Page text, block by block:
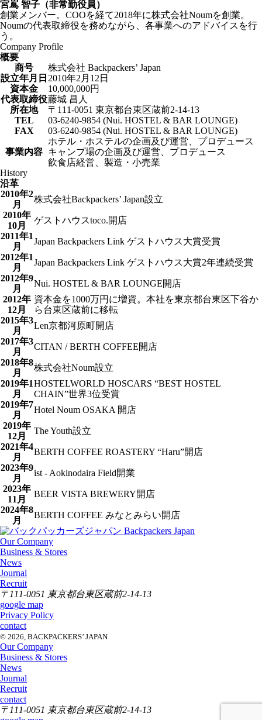
宮嶌 智子（非常勤役員）
創業メンバー。COOを経て2018年に株式会社Noumを創業。
Noumの代表取締役を務めながら、各事業へのアドバイスを行
う。
Company Profile
概要
商号
株式会社 Backpackers’ Japan
設立年月日 2010年2月12日
資本金
10,000,000円
代表取締役藤城 昌人
所在地
〒111-0051 東京都台東区蔵前2-14-13
TEL
03-6240-9854 (Nui. HOSTEL & BAR LOUNGE)
FAX
03-6240-9854 (Nui. HOSTEL & BAR LOUNGE)
事業内容
ホテル・ホステルの企画及び運営、プロデュース
キャンプ場の企画及び運営、プロデュース
飲食店経営、製造・小売業
History
沿革
2010年2
月
株式会社Backpackers’ Japan設立
2010年
10月
ゲストハウスtoco.開店
2011年1
月
Japan Backpackers Link ゲストハウス大賞受賞
2012年1
月
Japan Backpackers Link ゲストハウス大賞2年連続受賞
2012年9
月
Nui. HOSTEL & BAR LOUNGE開店
2012年
12月
資本金を1000万円に増資。本社を東京都台東区下谷か
ら台東区蔵前に移転
2015年3
月
Len京都河原町開店
2017年3
月
CITAN / BERTH COFFEE開店
2018年8
月
株式会社Noum設立
2019年1
月
HOSTELWORLD HOSCARS “BEST HOSTEL
CHAIN”世界3位受賞
2019年7
月
Hotel Noum OSAKA 開店
2019年
12月
The Youth設立
2021年4
月
BERTH COFFEE ROASTERY “Haru”開店
2023年9
月
ist - Aokinodaira Field開業
2023年
11月
BEER VISTA BREWERY開店
2024年8
月
BERTH COFFEE みなとみらい開店
Our Company
Business & Stores
News
Journal
Recruit
〒111-0051 東京都台東区蔵前2-14-13
google map
Privacy Policy
contact
© 2026, BACKPACKERS’ JAPAN
Our Company
Business & Stores
News
Journal
Recruit
contact
〒111-0051 東京都台東区蔵前2-14-13